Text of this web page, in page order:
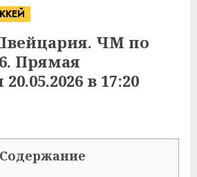
ЧМ по
Прямая
в 17:20
Содержание